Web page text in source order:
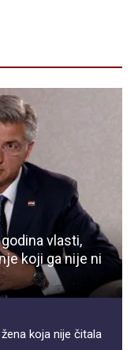
vlasti,
koji ga nije ni
koja nije čitala